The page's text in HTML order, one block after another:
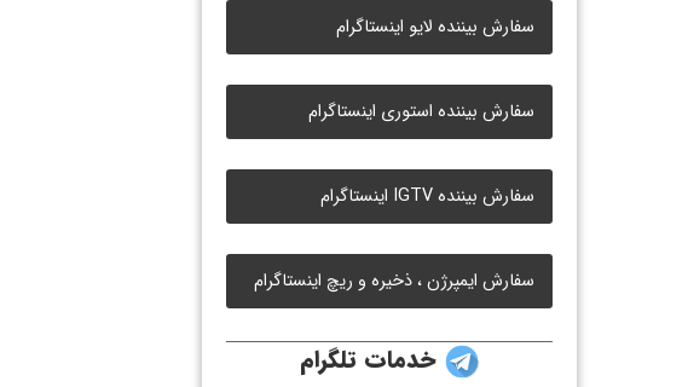
سفارش بیننده لایو اینستاگرام
سفارش بیننده استوری اینستاگرام
سفارش بیننده IGTV اینستاگرام
سفارش ایمپرژن ، ذخیره و ریچ اینستاگرام
خدمات تلگرام